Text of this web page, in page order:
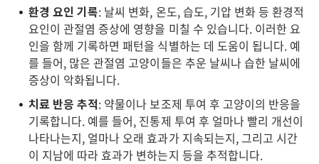
환경 요인 기록: 날씨 변화, 온도, 습도, 기압 변화 등 환경적
요인이 관절염 증상에 영향을 미칠 수 있습니다. 이러한 요
인을 함께 기록하면 패턴을 식별하는 데 도움이 됩니다. 예
를 들어, 많은 관절염 고양이들은 추운 날씨나 습한 날씨에
증상이 악화됩니다.
치료 반응 추적: 약물이나 보조제 투여 후 고양이의 반응을
기록합니다. 예를 들어, 진통제 투여 후 얼마나 빨리 개선이
나타나는지, 얼마나 오래 효과가 지속되는지, 그리고 시간
이 지남에 따라 효과가 변하는지 등을 추적합니다.